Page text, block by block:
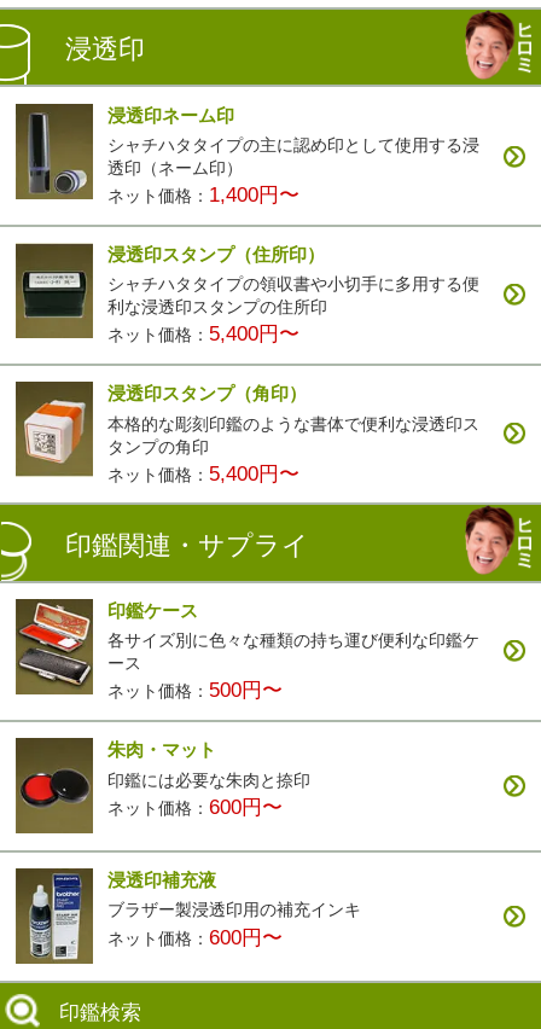
浸透印
浸透印ネーム印
シャチハタタイプの主に認め印として使用する浸
透印（ネーム印）
ネット価格： 1,400円〜
浸透印スタンプ（住所印）
シャチハタタイプの領収書や小切手に多用する便
利な浸透印スタンプの住所印
ネット価格： 5,400円〜
浸透印スタンプ（角印）
本格的な彫刻印鑑のような書体で便利な浸透印ス
タンプの角印
ネット価格： 5,400円〜
印鑑関連・サプライ
印鑑ケース
各サイズ別に色々な種類の持ち運び便利な印鑑ケ
ース
ネット価格： 500円〜
朱肉・マット
印鑑には必要な朱肉と捺印
ネット価格：600円〜
浸透印補充液
ブラザー製浸透印用の補充インキ
ネット価格：600円〜
印鑑検索